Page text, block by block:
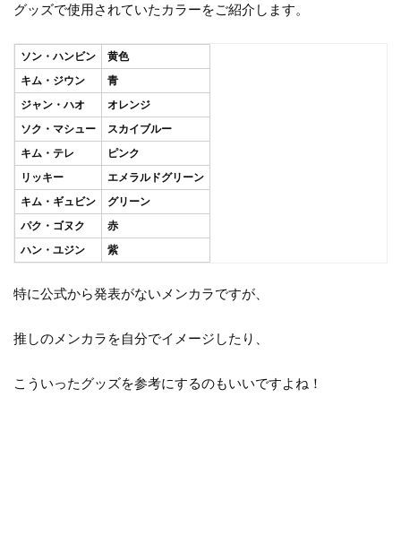
グッズで使用されていたカラーをご紹介します。
ソン・ハンビン
黄色
キム・ジウン
青
ジャン・ハオ
オレンジ
ソク・マシュー
スカイブルー
キム・テレ
ピンク
リッキー
エメラルドグリーン
キム・ギュビン
グリーン
パク・ゴヌク
赤
ハン・ユジン
紫
特に公式から発表がないメンカラですが、
推しのメンカラを自分でイメージしたり、
こういったグッズを参考にするのもいいですよね！